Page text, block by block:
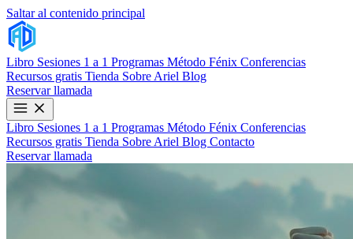
Saltar al contenido principal
Libro Sesiones 1 a 1 Programas Método Fénix Conferencias
Recursos gratis Tienda Sobre Ariel Blog
Reservar llamada
Libro Sesiones 1 a 1 Programas Método Fénix Conferencias
Recursos gratis Tienda Sobre Ariel Blog Contacto
Reservar llamada